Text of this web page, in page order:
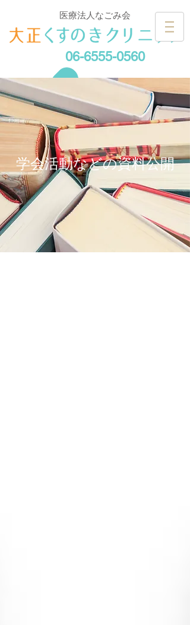
医療法人なごみ会
06-6555-0560
​学会活動などの資料公開